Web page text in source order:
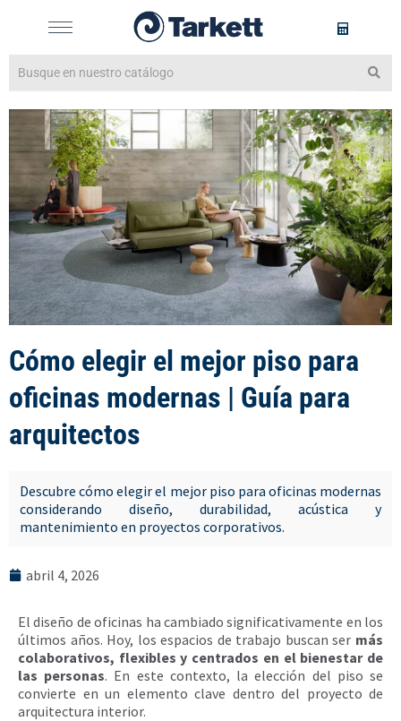
Cómo elegir el mejor piso para
oficinas modernas | Guía para
arquitectos
Descubre cómo elegir el mejor piso para oficinas modernas
considerando diseño, durabilidad, acústica y
mantenimiento en proyectos corporativos.
abril 4, 2026
El diseño de oficinas ha cambiado significativamente en los
últimos años. Hoy, los espacios de trabajo buscan ser más
colaborativos, flexibles y centrados en el bienestar de
las personas. En este contexto, la elección del piso se
convierte en un elemento clave dentro del proyecto de
arquitectura interior.